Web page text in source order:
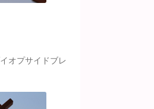
オプサイドブレ